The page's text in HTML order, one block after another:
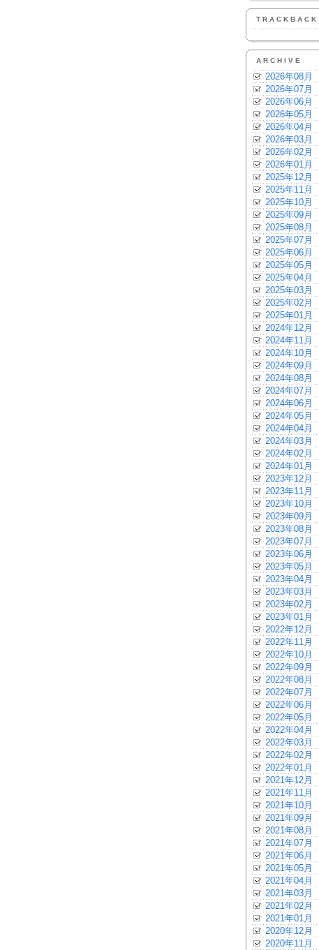
TRACKBACK
ARCHIVE
2026年08月
2026年07月
2026年06月
2026年05月
2026年04月
2026年03月
2026年02月
2026年01月
2025年12月
2025年11月
2025年10月
2025年09月
2025年08月
2025年07月
2025年06月
2025年05月
2025年04月
2025年03月
2025年02月
2025年01月
2024年12月
2024年11月
2024年10月
2024年09月
2024年08月
2024年07月
2024年06月
2024年05月
2024年04月
2024年03月
2024年02月
2024年01月
2023年12月
2023年11月
2023年10月
2023年09月
2023年08月
2023年07月
2023年06月
2023年05月
2023年04月
2023年03月
2023年02月
2023年01月
2022年12月
2022年11月
2022年10月
2022年09月
2022年08月
2022年07月
2022年06月
2022年05月
2022年04月
2022年03月
2022年02月
2022年01月
2021年12月
2021年11月
2021年10月
2021年09月
2021年08月
2021年07月
2021年06月
2021年05月
2021年04月
2021年03月
2021年02月
2021年01月
2020年12月
2020年11月